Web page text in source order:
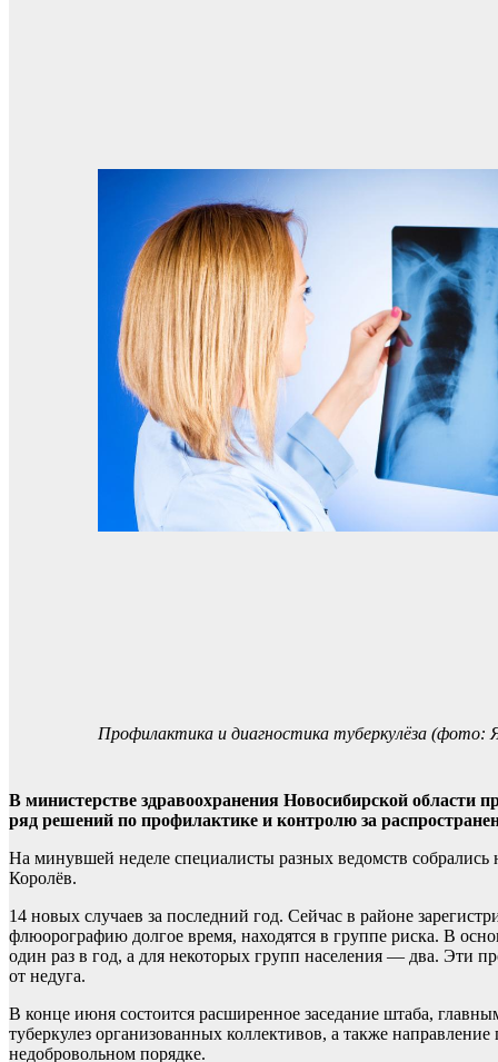
Профилактика и диагностика туберкулёза (фото:
В министерстве здравоохранения Новосибирской области
ряд решений по профилактике и контролю за
На минувшей неделе специалисты разных ведомств собрались
Королёв.
14 новых случаев за последний год. Сейчас в районе
флюорографию долгое время, находятся в группе риска. В
один раз в год, а для некоторых групп населения — два. Эти
от недуга.
В конце июня состоится расширенное заседание штаба,
туберкулез организованных коллективов, а также
недобровольном порядке.